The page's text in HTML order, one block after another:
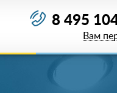
8 495
Вам